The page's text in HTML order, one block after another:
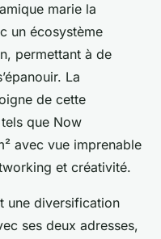
marie la
un écosystème
permettant à de
La
de cette
que Now
avec vue imprenable
et créativité.
une diversification
ses deux adresses,